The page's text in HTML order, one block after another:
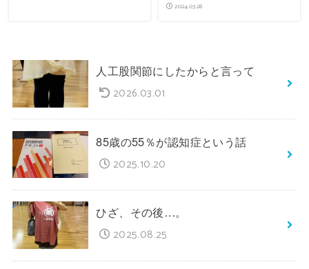
2024.03.28
人工股関節にしたからと言って
2026.03.01
85歳の55％が認知症という話
2025.10.20
ひざ、その後…。
2025.08.25